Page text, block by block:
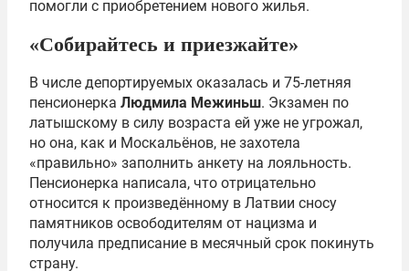
помогли с приобретением нового жилья.
«Собирайтесь и приезжайте»
В числе депортируемых оказалась и 75-летняя
пенсионерка Людмила Межиньш. Экзамен по
латышскому в силу возраста ей уже не угрожал,
но она, как и Москальёнов, не захотела
«правильно» заполнить анкету на лояльность.
Пенсионерка написала, что отрицательно
относится к произведённому в Латвии сносу
памятников освободителям от нацизма и
получила предписание в месячный срок покинуть
страну.